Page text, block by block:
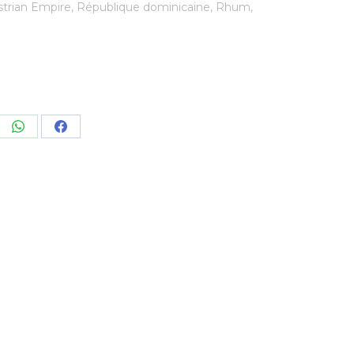
Empire, République dominicaine, Rhum,
Share Share